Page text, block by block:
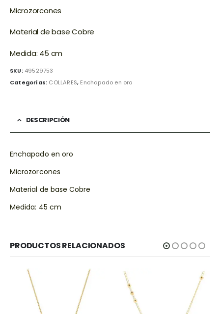
Microzorcones
Material de base Cobre
Medida: 45 cm
SKU: 49529753
Categorías: COLLARES, Enchapado en oro
DESCRIPCIÓN
Enchapado en oro
Microzorcones
Material de base Cobre
Medida: 45 cm
PRODUCTOS RELACIONADOS